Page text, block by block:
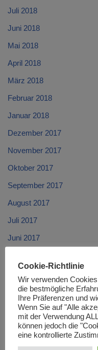
Juli 2018
Juni 2018
Mai 2018
April 2018
März 2018
Februar 2018
Januar 2018
Dezember 2017
November 2017
Oktober 2017
September 2017
August 2017
Juli 2017
Juni 2017
März 2017
Februar 2017
Januar 2017
Cookie-Richtlinie
Wir verwenden
die bestmögliche
Ihre Präferenzen und
Wenn Sie auf "Alle
mit der Verwendung
können jedoch die
eine kontrollierte